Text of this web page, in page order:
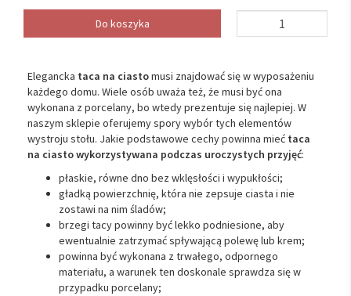
Do koszyka
Elegancka taca na ciastomusi znajdować się w wyposażeniu
każdego domu. Wiele osób uważa też, że musi być ona
wykonana z porcelany, bo wtedy prezentuje się najlepiej. W
naszym sklepie oferujemy spory wybór tych elementów
wystroju stołu. Jakie podstawowe cechy powinna mieć taca
na ciasto wykorzystywana podczas uroczystych przyjęć:
płaskie, równe dno bez wklęsłości i wypukłości;
gładką powierzchnię, która nie zepsuje ciasta i nie
zostawi na nim śladów;
brzegi tacy powinny być lekko podniesione, aby
ewentualnie zatrzymać spływającą polewę lub krem;
powinna być wykonana z trwałego, odpornego
materiału, a warunek ten doskonale sprawdza się w
przypadku porcelany;